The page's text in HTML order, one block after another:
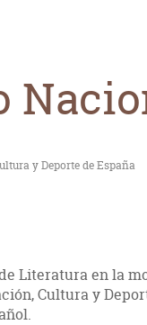
y Deporte de España
Literatura en la
Cultura y